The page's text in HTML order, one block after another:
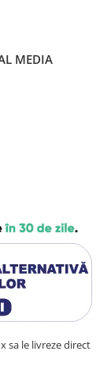
MEDIA
sa le livreze direct